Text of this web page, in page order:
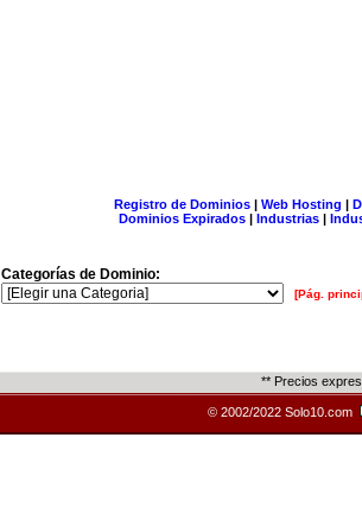
Registro de Dominios| Web Hosting |
Dominios Expirados | Industrias |
Categorías de Dominio:
[Pág.
** Precios
© 2002/2022 Solo10.com